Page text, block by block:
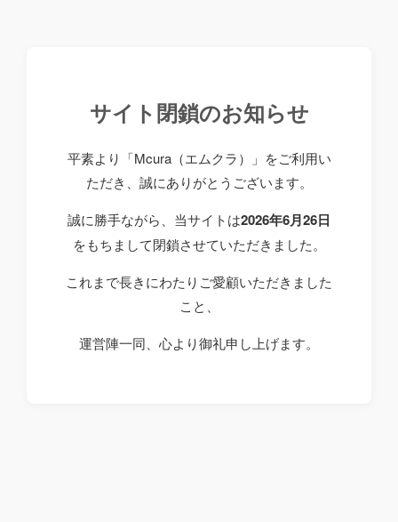
サイト閉鎖のお知らせ
平素より「Mcura（エムクラ）」をご利用い
ただき、誠にありがとうございます。
誠に勝手ながら、当サイトは2026年6月26日
をもちまして閉鎖させていただきました。
これまで長きにわたりご愛顧いただきました
こと、
運営陣一同、心より御礼申し上げます。